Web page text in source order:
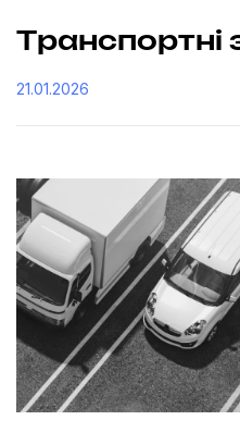
Транспортні
21.01.2026